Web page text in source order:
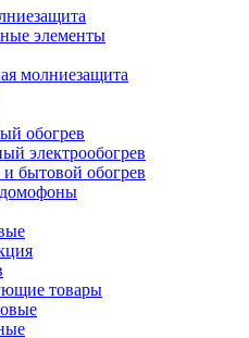
элементы
молниезащита
обогрев
электрообогрев
бытовой обогрев
товары